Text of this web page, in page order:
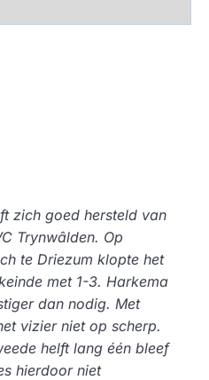
zich goed hersteld van
Trynwâlden. Op
te Driezum klopte het
met 1-3. Harkema
dan nodig. Met
vizier niet op scherp.
helft lang één bleef
hierdoor niet